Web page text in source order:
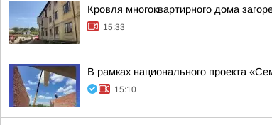
Кровля многоквартирного дома
15:33
В рамках национального проекта
15:10